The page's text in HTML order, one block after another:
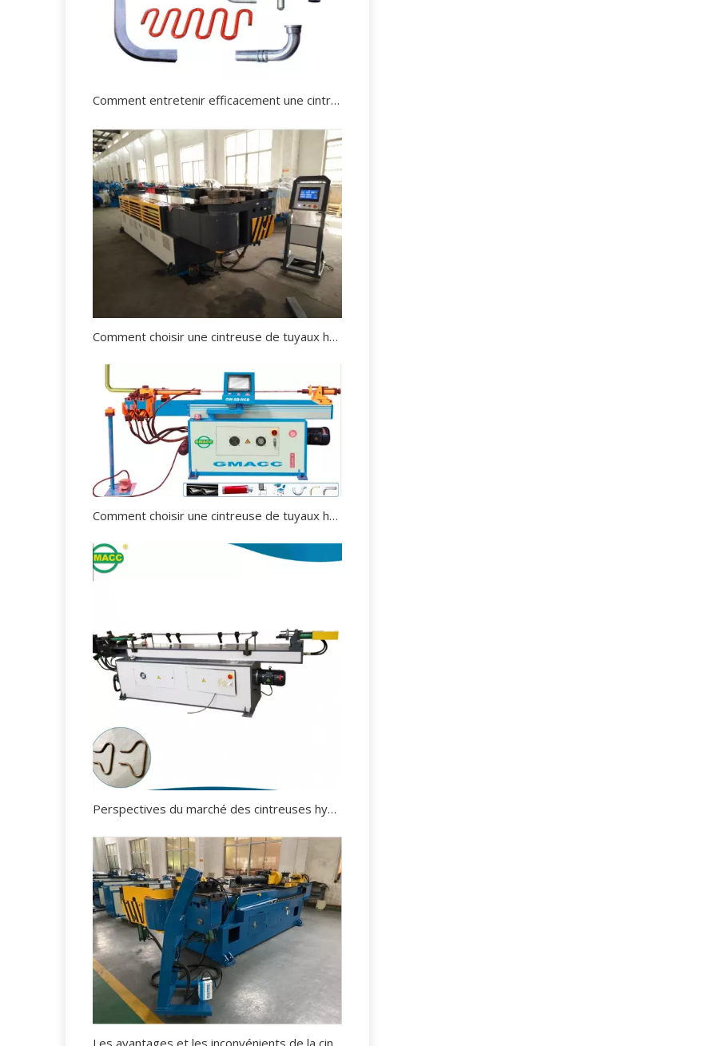
Comment entretenir efficacement une cintreuse de tuyaux hydrauliques?
Comment choisir une cintreuse de tuyaux hydraulique appropriée?
Comment choisir une cintreuse de tuyaux hydraulique ?
Perspectives du marché des cintreuses hydrauliques.